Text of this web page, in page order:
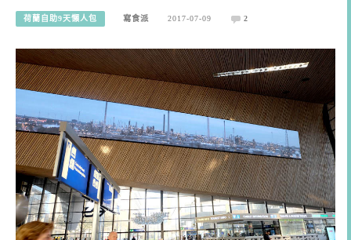
荷蘭自助9天懶人包 寫食派 2017-07-09 2